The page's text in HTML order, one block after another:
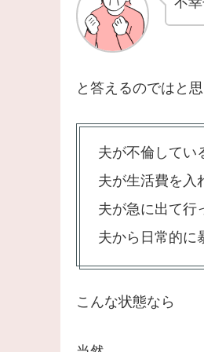
と答えるのではと
夫が不倫してい
夫が生活費を入
夫が急に出て行
夫から日常的に
こんな状態なら